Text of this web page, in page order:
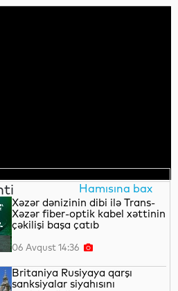
×
Hamısına bax
Xəzər dənizinin dibi ilə Trans-
Xəzər fiber-optik kabel xəttinin
çəkilişi başa çatıb
06 Avqust 14:36
Britaniya Rusiyaya qarşı
sanksiyalar siyahısını